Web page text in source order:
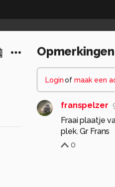
Opmerkingen
Loginof maak een
franspelzer
Fraai plaatje
plek. Gr Frans
0